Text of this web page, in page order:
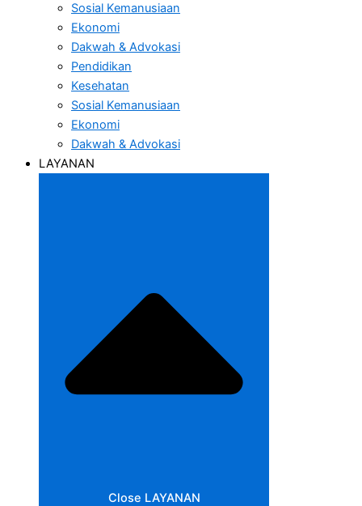
Sosial Kemanusiaan
Ekonomi
Dakwah & Advokasi
Pendidikan
Kesehatan
Sosial Kemanusiaan
Ekonomi
Dakwah & Advokasi
LAYANAN
Close LAYANAN